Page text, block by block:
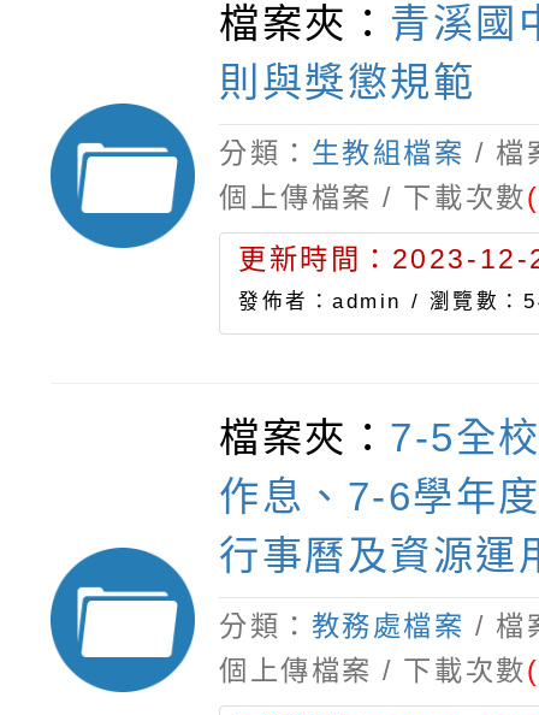
檔案夾： 青溪國
則與獎懲規範
分類： 生教組檔案 / 檔
個上傳檔案 / 下載次數
更新時間：2023-
發佈者：admin / 瀏覽數：
檔案夾： 7-5全
作息、7-6學年
行事曆及資源運
分類： 教務處檔案 / 檔
個上傳檔案 / 下載次數